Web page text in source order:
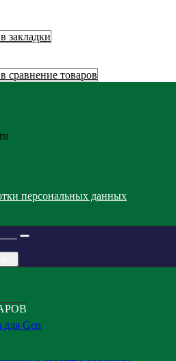
закладки
сравнение товаров
персональных данных
для Gen